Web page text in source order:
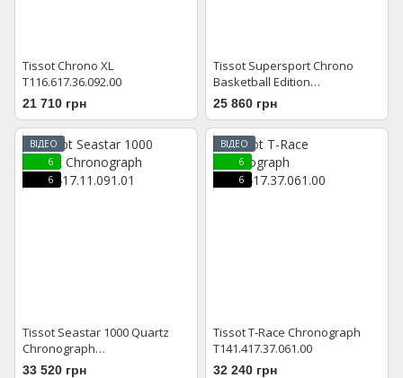
Tissot Chrono XL
T116.617.36.092.00
21 710 грн
Tissot Supersport Chrono
Basketball Edition
T125.617.36.081.00
25 860 грн
ВІДЕО
6
6
Tissot Seastar 1000 Quartz
Chronograph
T120.417.11.091.01
33 520 грн
ВІДЕО
6
6
Tissot T-Race Chronograph
T141.417.37.061.00
32 240 грн